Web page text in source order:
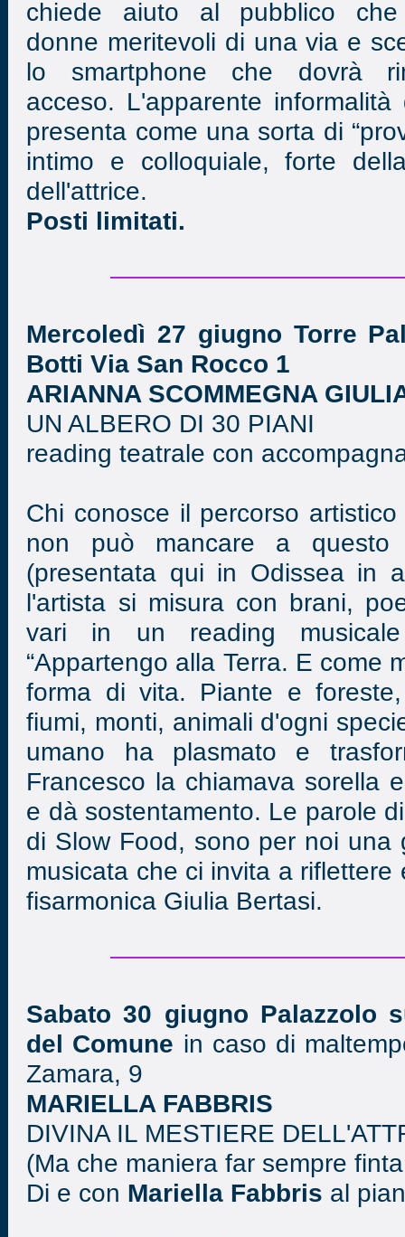
chiede aiuto al pubblico che
donne meritevoli di una via e
lo smartphone che dovrà
acceso. L'apparente
presenta come una sorta di
intimo e colloquiale, forte
dell'attrice.
Posti limitati.
Mercoledì 27 giugno Torre
Botti Via San Rocco 1
ARIANNA SCOMMEGNA
UN ALBERO DI 30 PIANI
reading teatrale con
Chi conosce il percorso
non può mancare a questo
(presentata qui in Odissea in
l'artista si misura con brani,
vari in un reading
“Appartengo alla Terra. E come
forma di vita. Piante e
fiumi, monti, animali d'ogni
umano ha plasmato e
Francesco la chiamava sorella
e dà sostentamento. Le parole
di Slow Food, sono per noi una
musicata che ci invita a riflettere
fisarmonica Giulia Bertasi.
Sabato 30 giugno Palazzolo
del Comune in caso di
Zamara, 9
MARIELLA FABBRIS
DIVINA IL MESTIERE
(Ma che maniera far sempre
Di e con Mariella Fabbris al